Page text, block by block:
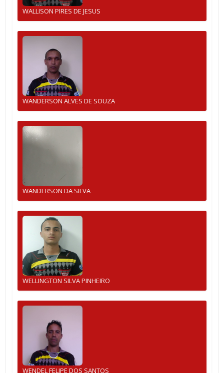
WALLISON PIRES DE JESUS
WANDERSON ALVES DE SOUZA
WANDERSON DA SILVA
WELLINGTON SILVA PINHEIRO
WENDEL FELIPE DOS SANTOS